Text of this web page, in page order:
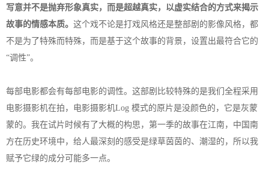
写意并不是抛弃形象真实，而是超越真实，以虚实结合的方式来揭示
故事的情感本质。 这个戏不论是打戏风格还是整部剧的影像风格，都
不是为了特殊而特殊，而是基于这个故事的背景，设置出最符合它的
“调性”。
每部电影都会有每部电影的调性。这部剧比较特殊的是我们全程采用
电影摄影机在拍，电影摄影机Log 模式的原片是没颜色的，它是灰蒙
蒙的。我在试片时候有了大概的构思，第一季的故事在江南，中国南
方在历史环境中，给人最深刻的感受是绿草茵茵的、潮湿的，所以我
赋予它绿的成分可能多一点。